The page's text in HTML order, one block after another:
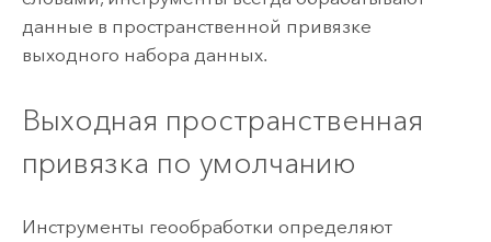
данные в пространственной привязке
выходного набора данных.
Выходная пространственная
привязка по умолчанию
Инструменты геообработки определяют